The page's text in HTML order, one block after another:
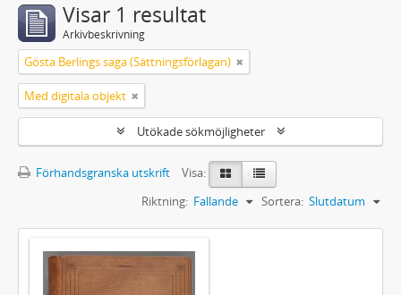
Visar 1 resultat
Arkivbeskrivning
Gösta Berlings saga (Sättningsförlagan)
Med digitala objekt
Utökade sökmöjligheter
Förhandsgranska utskrift
Visa:
Sortera: Slutdatum
Riktning: Fallande